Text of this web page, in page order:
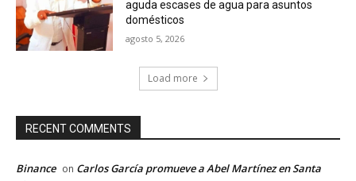
aguda escases de agua para asuntos
domésticos
agosto 5, 2026
Load more
RECENT COMMENTS
Binance on Carlos García promueve a Abel Martínez en Santa